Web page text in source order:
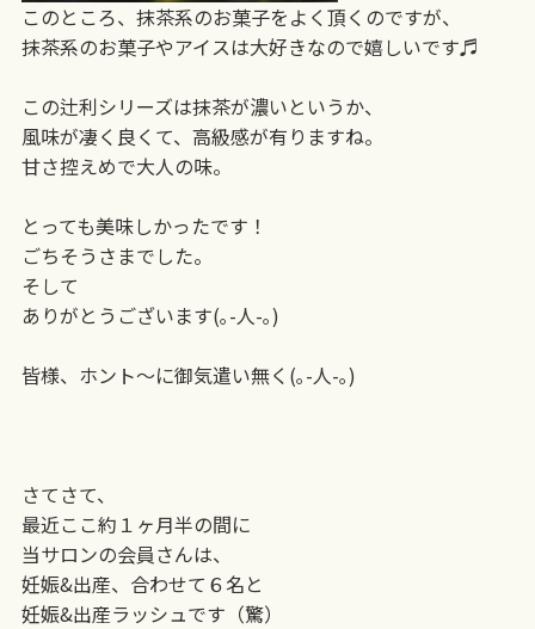
このところ、抹茶系のお菓子をよく頂くのですが、
抹茶系のお菓子やアイスは大好きなので嬉しいです♬
この辻利シリーズは抹茶が濃いというか、
風味が凄く良くて、高級感が有りますね。
甘さ控えめで大人の味。
とっても美味しかったです！
ごちそうさまでした。
そして
ありがとうございます(｡-人-｡)
皆様、ホント〜に御気遣い無く(｡-人-｡)
さてさて、
最近ここ約１ヶ月半の間に
当サロンの会員さんは、
妊娠&出産、合わせて６名と
妊娠&出産ラッシュです（驚）